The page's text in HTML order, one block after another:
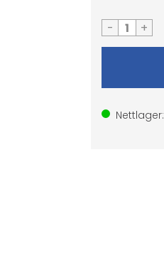
- +
Nettlager: